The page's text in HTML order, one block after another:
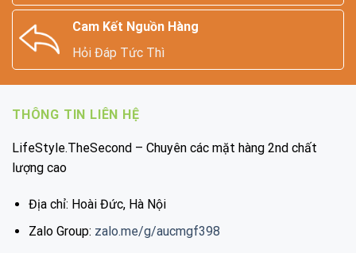
Cam Kết Nguồn Hàng
Hỏi Đáp Tức Thì
THÔNG TIN LIÊN HỆ
LifeStyle.TheSecond – Chuyên các mặt hàng 2nd chất
lượng cao
Địa chỉ: Hoài Đức, Hà Nội
Zalo Group: zalo.me/g/aucmgf398